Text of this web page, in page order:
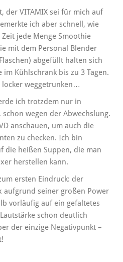
der VITAMIX sei für mich auf
ich aber schnell, wie
jede Menge Smoothie
mit dem Personal Blender
abgefüllt halten sich
Kühlschrank bis zu 3 Tagen.
locker weggetrunken…
ich trotzdem nur in
wegen der Abwechslung.
anschauen, um auch die
zu checken. Ich bin
die heißen Suppen, die man
herstellen kann.
ersten Eindruck: der
aufgrund seiner großen Power
vorläufig auf ein gefaltetes
schon deutlich
der einzige Negativpunkt –